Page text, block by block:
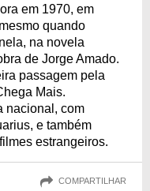
em 1970, em
quando
na novela
de Jorge Amado.
passagem pela
Mais.
nacional, com
e também
estrangeiros.
COMPARTILHAR